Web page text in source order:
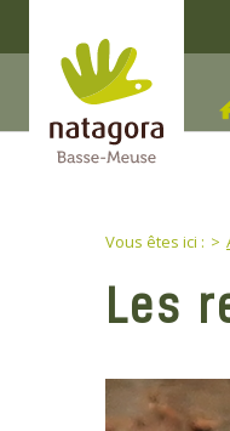
Vous êtes ici :
Les